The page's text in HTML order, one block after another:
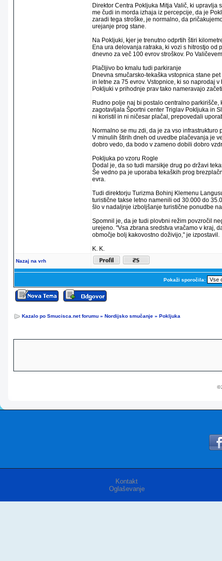
Direktor Centra Pokljuka Mitja Valič, ki
me čudi in morda izhaja iz percepcije, da je
zaradi tega stroške, je normalno, da
urejanje prog stane.
Na Pokljuki, kjer je trenutno odprtih štiri
Ena ura delovanja ratraka, ki vozi s hitrostjo od
dnevno za več 100 evrov stroškov. Po
Plačljivo bo kmalu tudi parkiranje
Dnevna smučarsko-tekaška vstopnica stane
in letne za 75 evrov. Vstopnice, ki so naprodaj
Pokljuki v prihodnje prav tako nameravajo
Rudno polje naj bi postalo centralno
zagotavljala Športni center Triglav Pokljuka in
ni koristil in ni ničesar plačal, prepovedali
Normalno se mu zdi, da je za vso
V minulih štirih dneh od uvedbe plačevanja je
dobro vedo, da bodo v zameno dobili dobro
Pokljuka po vzoru Rogle
Dodal je, da so tudi marsikje drug po državi
Še vedno pa je uporaba tekaških prog
evra.
Tudi direktorju Turizma Bohinj Klemenu
turistične takse letno namenili od 30.000 do
šlo v nadaljnje izboljšanje turistične ponudbe
Spomnil je, da je tudi plovbni režim povzročil
urejeno. "Vsa zbrana sredstva vračamo v kraj,
območje bolj kakovostno doživijo," je izpostavil.
K. K.
Nazaj na vrh
Pokaži sporočila:
Kazalo po Smucisca.net forumu » Nordijsko smučanje » Pokljuka
©
Kontakt
Oglaševanje